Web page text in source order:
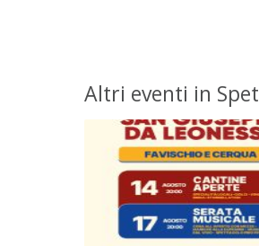
Altri eventi in